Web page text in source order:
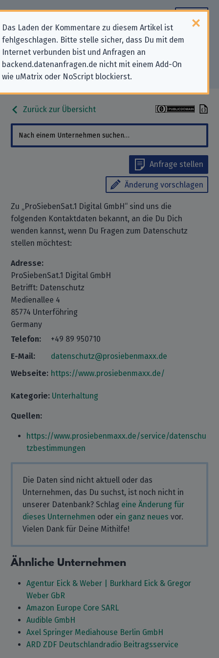
Das Laden der Kommentare zu diesem Artikel ist
fehlgeschlagen. Bitte stelle sicher, dass Du mit dem
Internet verbunden bist und Anfragen an
backend.datenanfragen.de nicht mit einem Add-On
wie uMatrix oder NoScript blockierst.
Datenschutz-Kontaktdaten für
„ProSiebenSat.1 Digital GmbH“
Zurück zur Übersicht
Anfrage stellen
Änderung vorschlagen
Zu „ProSiebenSat.1 Digital GmbH“ sind uns die
folgenden Kontaktdaten bekannt, an die Du Dich
wenden kannst, wenn Du Fragen zum Datenschutz
stellen möchtest:
Adresse:
ProSiebenSat.1 Digital GmbH
Betrifft: Datenschutz
Medienallee 4
85774 Unterföhring
Germany
Telefon:
+49 89 950710
E-Mail:
datenschutz@prosiebenmaxx.de
Webseite: https://www.prosiebenmaxx.de/
Kategorie: Unterhaltung
Quellen:
https://www.prosiebenmaxx.de/service/datenschu
tzbestimmungen
Die Daten sind nicht aktuell oder das
Unternehmen, das Du suchst, ist noch nicht in
unserer Datenbank? Schlag eine Änderung für
dieses Unternehmen oder ein ganz neues vor.
Vielen Dank für Deine Mithilfe!
Ähnliche Unternehmen
Agentur Eick & Weber | Burkhard Eick & Gregor
Weber GbR
Amazon Europe Core SARL
Audible GmbH
Axel Springer Mediahouse Berlin GmbH
ARD ZDF Deutschlandradio Beitragsservice